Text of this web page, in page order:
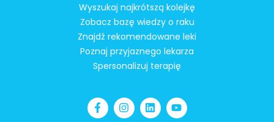
Wyszukaj najkrótszą kolejkę
Zobacz bazę wiedzy o raku
Znajdź rekomendowane leki
Poznaj przyjaznego lekarza
Spersonalizuj terapię